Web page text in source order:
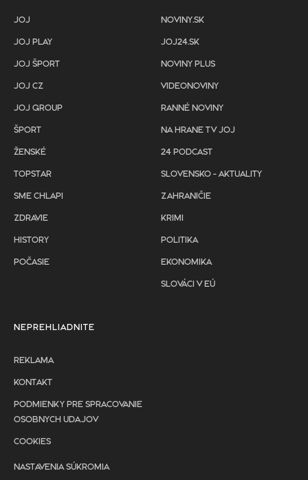
JOJ
JOJ PLAY
JOJ ŠPORT
JOJ CZ
JOJ GROUP
ŠPORT
ŽENSKÉ
TOPSTAR
SME CHLAPI
ZDRAVIE
HISTORY
POČASIE
NOVINY.SK
JOJ24.SK
NOVINY PLUS
VIDEONOVINY
RANNÉ NOVINY
NA HRANE TV JOJ
24 PODCAST
SLOVENSKO - AKTUALITY
ZAHRANIČIE
KRIMI
POLITIKA
EKONOMIKA
SLOVÁCI V EÚ
NEPREHLIADNITE
REKLAMA
KONTAKT
PODMIENKY PRE SPRACOVANIE
OSOBNYCH UDAJOV
COOKIES
NASTAVENIA SÚKROMIA